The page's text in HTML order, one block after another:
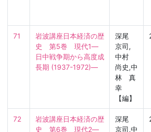
71
岩波講座日本経済の歴
史　第5巻　現代1―
日中戦争期から高度成
長期 (1937-1972)―
深尾
京司,
中村
尚史,中
林 真
幸
【編】
72
岩波講座日本経済の歴
史　第6巻　現代2―
深尾
京司,中